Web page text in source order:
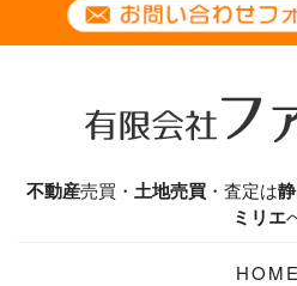
不動産売買・ 土地売買・査定は
ミリエ
HOME